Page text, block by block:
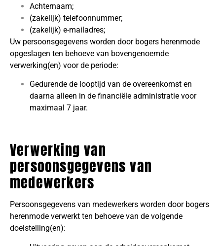
Achternaam;
(zakelijk) telefoonnummer;
(zakelijk) e-mailadres;
Uw persoonsgegevens worden door bogers herenmode
opgeslagen ten behoeve van bovengenoemde
verwerking(en) voor de periode:
Gedurende de looptijd van de overeenkomst en
daarna alleen in de financiële administratie voor
maximaal 7 jaar.
Verwerking van
persoonsgegevens van
medewerkers
Persoonsgegevens van medewerkers worden door bogers
herenmode verwerkt ten behoeve van de volgende
doelstelling(en):